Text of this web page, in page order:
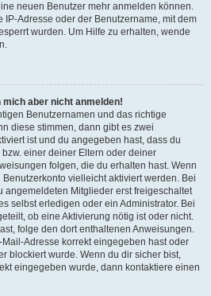
neuen Benutzer mehr anmelden können.
IP-Adresse oder der Benutzername, mit dem
wurden. Um Hilfe zu erhalten, wende
aber nicht anmelden!
Benutzernamen und das richtige
diese stimmen, dann gibt es zwei
ist und du angegeben hast, dass du
einer deiner Eltern oder deiner
folgen, die du erhalten hast. Wenn
vielleicht aktiviert werden. Bei
angemeldeten Mitglieder erst freigeschaltet
selbst erledigen oder ein Administrator. Bei
ob eine Aktivierung nötig ist oder nicht.
folge den dort enthaltenen Anweisungen.
Adresse korrekt eingegeben hast oder
blockiert wurde. Wenn du dir sicher bist,
eingegeben wurde, dann kontaktiere einen